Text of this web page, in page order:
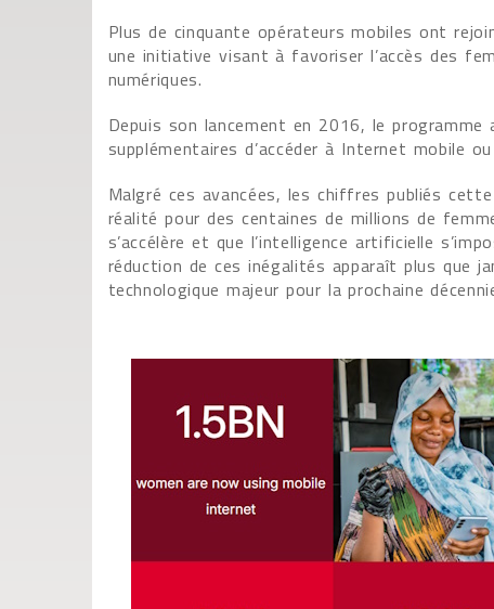
Plus de cinquante opérateurs mobiles ont
une initiative visant à favoriser l’accès des
numériques.
Depuis son lancement en 2016, le
supplémentaires d’accéder à Internet mobile
Malgré ces avancées, les chiffres publiés
réalité pour des centaines de millions de
s’accélère et que l’intelligence artificielle
réduction de ces inégalités apparaît plus que
technologique majeur pour la prochaine